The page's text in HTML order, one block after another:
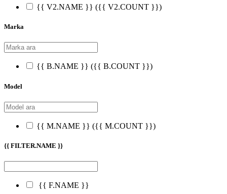
{{ V2.NAME }} ({{ V2.COUNT }})
Marka
{{ B.NAME }} ({{ B.COUNT }})
Model
{{ M.NAME }} ({{ M.COUNT }})
{{ FILTER.NAME }}
{{ F.NAME }}